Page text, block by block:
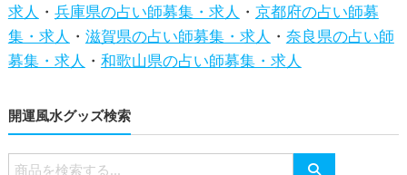
求人 ・ 兵庫県の占い師募集・求人 ・ 京都府の占い師募
集・求人 ・ 滋賀県の占い師募集・求人 ・ 奈良県の占い師
募集・求人 ・ 和歌山県の占い師募集・求人
開運風水グッズ検索
検